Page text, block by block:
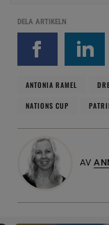
DELA ARTIKELN
ANTONIA RAMEL
NATIONS CUP
AV